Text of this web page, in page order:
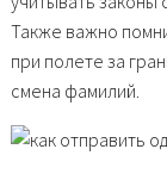
Также важно
при полете за
смена фамилий.